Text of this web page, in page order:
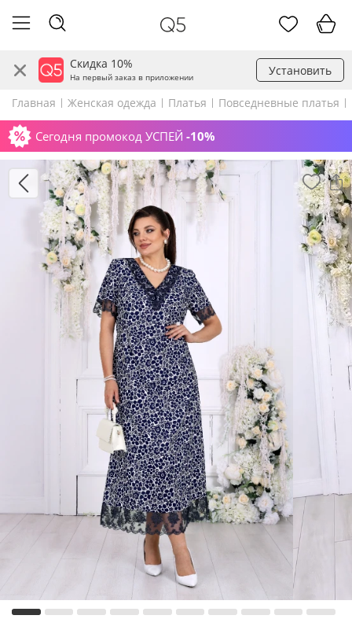
Скидка 10%
На первый заказ в приложении Установить
Главная Женская одежда Платья Повседневные платья
Сегодня промокод УСПЕЙ -10%